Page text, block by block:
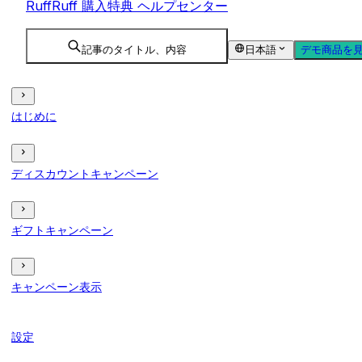
RuffRuff 購入特典 ヘルプセンター
記事のタイトル、内容 日本語 デモ商品を
はじめに
ディスカウントキャンペーン
ギフトキャンペーン
キャンペーン表示
設定